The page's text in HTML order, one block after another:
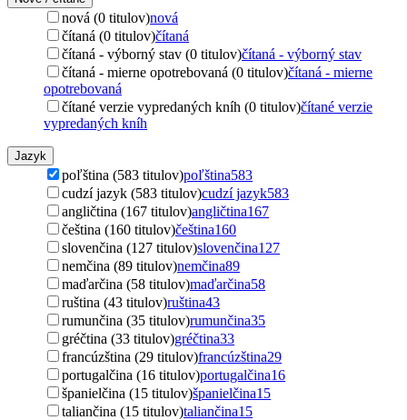
nová (0 titulov)nová
čítaná (0 titulov)čítaná
čítaná - výborný stav (0 titulov)čítaná - výborný stav
čítaná - mierne opotrebovaná (0 titulov)čítaná - mierne
opotrebovaná
čítané verzie vypredaných kníh (0 titulov)čítané verzie
vypredaných kníh
Jazyk
poľština (583 titulov)poľština583
cudzí jazyk (583 titulov)cudzí jazyk583
angličtina (167 titulov)angličtina167
čeština (160 titulov)čeština160
slovenčina (127 titulov)slovenčina127
nemčina (89 titulov)nemčina89
maďarčina (58 titulov)maďarčina58
ruština (43 titulov)ruština43
rumunčina (35 titulov)rumunčina35
gréčtina (33 titulov)gréčtina33
francúzština (29 titulov)francúzština29
portugalčina (16 titulov)portugalčina16
španielčina (15 titulov)španielčina15
taliančina (15 titulov)taliančina15